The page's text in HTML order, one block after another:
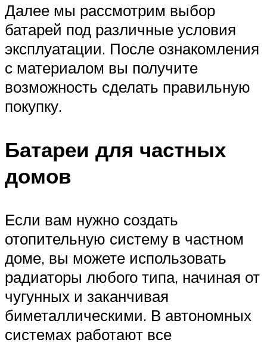
Далее мы рассмотрим выбор
батарей под различные условия
эксплуатации. После ознакомления
с материалом вы получите
возможность сделать правильную
покупку.
Батареи для частных
домов
Если вам нужно создать
отопительную систему в частном
доме, вы можете использовать
радиаторы любого типа, начиная от
чугунных и заканчивая
биметаллическими. В автономных
системах работают все